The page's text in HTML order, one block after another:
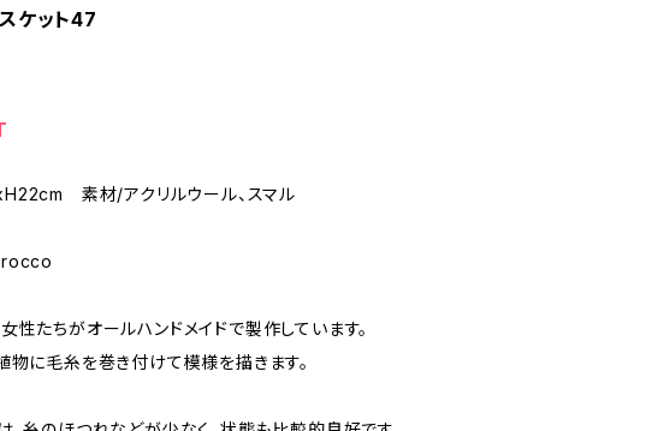
ケット47
素材/アクリルウール、スマル
性たちがオールハンドメイドで製作しています。
物に毛糸を巻き付けて模様を描きます。